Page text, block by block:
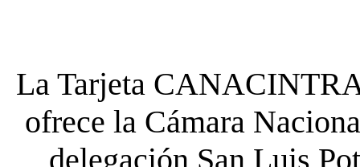
La Tarjeta
ofrece la Cámara
delegación San Luis